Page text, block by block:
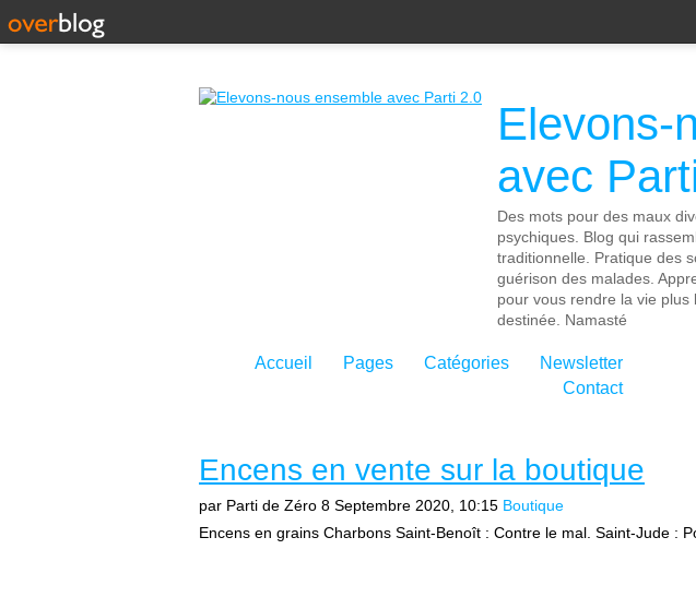
Elevons-
avec
Des mots pour des maux
psychiques. Blog qui
traditionnelle. Pratique des
guérison des malades.
pour vous rendre la vie
destinée. Namasté
Accueil Pages Catégories
Newsletter
Contact
Encens en vente sur la boutique
par Parti de Zéro 8 Septembre 2020, 10:15 Boutique
Encens en grains Charbons Saint-Benoît : Contre le mal. Saint-Jude :